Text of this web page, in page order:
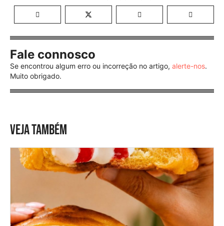
Fale connosco
Se encontrou algum erro ou incorreção no artigo, alerte-nos.
Muito obrigado.
VEJA TAMBÉM